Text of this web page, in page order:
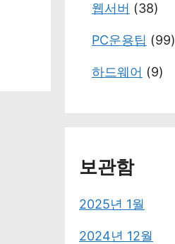
웹서버 (38)
PC운용팁 (99)
하드웨어 (9)
보관함
2025년 1월
2024년 12월